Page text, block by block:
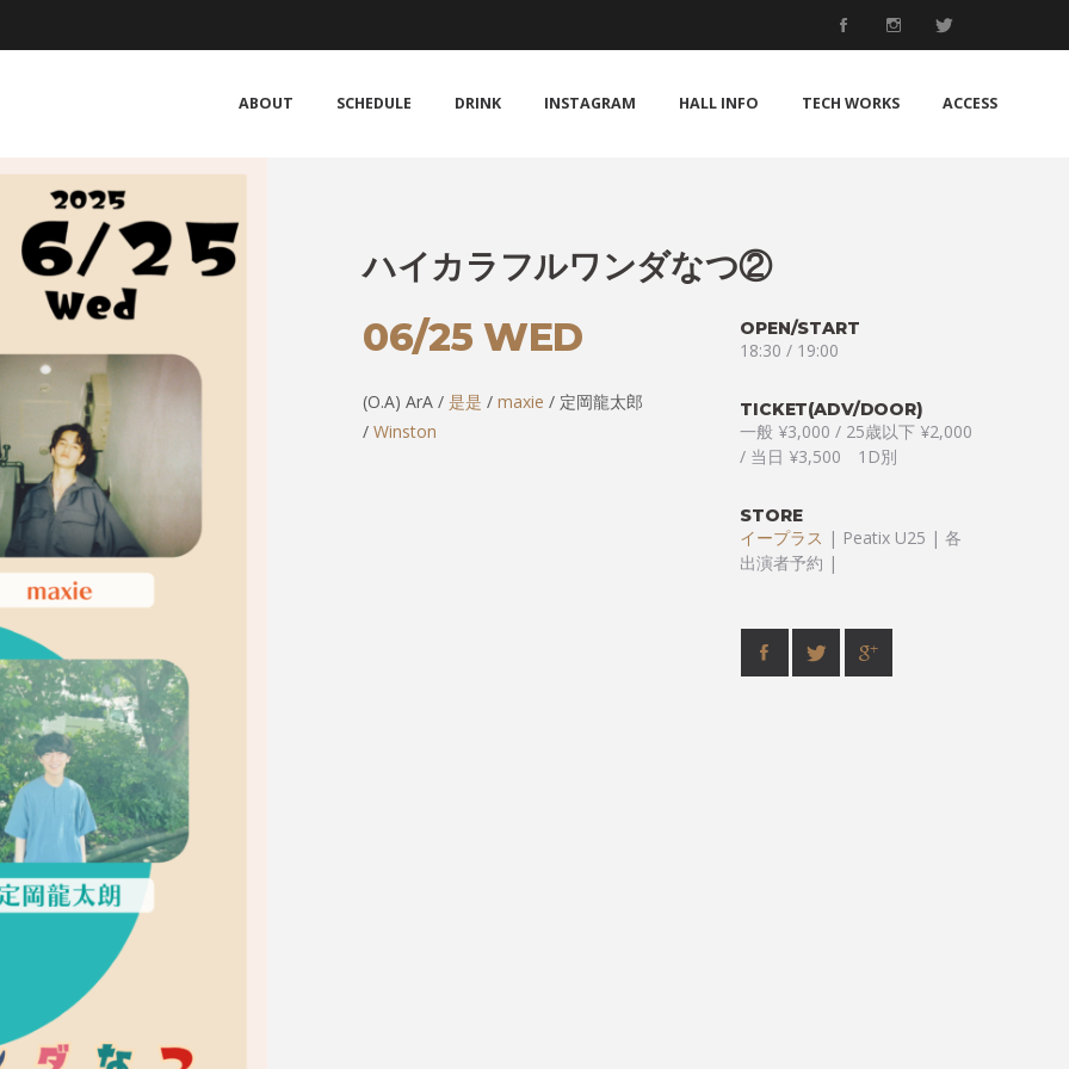
ABOUT SCHEDULE DRINK INSTAGRAM HALL INFO TECH WORKS ACCESS
ハイカラフルワンダなつ②
06/25 WED
(O.A) ArA / 是是 / maxie / 定岡龍太郎
/ Winston
OPEN/START
18:30 / 19:00
TICKET(ADV/DOOR)
一般 ¥3,000 / 25歳以下 ¥2,000
/ 当日 ¥3,500 1D別
STORE
イープラス | Peatix U25 | 各
出演者予約 |